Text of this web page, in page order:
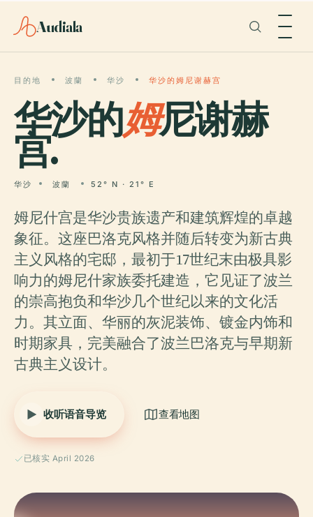
Audiala
目的地 波蘭 华沙 华沙的姆尼谢赫宫
华沙的姆尼谢赫
宫.
华沙 波蘭 52° N · 21° E
姆尼什宫是华沙贵族遗产和建筑辉煌的卓越
象征。这座巴洛克风格并随后转变为新古典
主义风格的宅邸，最初于17世纪末由极具影
响力的姆尼什家族委托建造，它见证了波兰
的崇高抱负和华沙几个世纪以来的文化活
力。其立面、华丽的灰泥装饰、镀金内饰和
时期家具，完美融合了波兰巴洛克与早期新
古典主义设计。
收听语音导览 查看地图
已核实 April 2026